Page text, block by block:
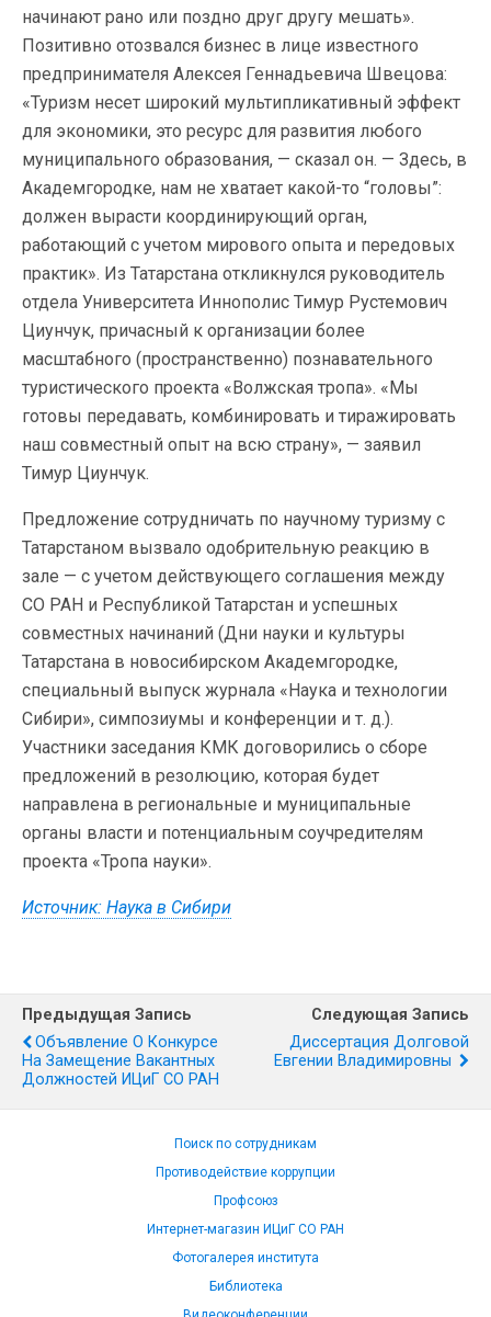
начинают рано или поздно друг другу мешать».
Позитивно отозвался бизнес в лице известного
предпринимателя Алексея Геннадьевича Швецова:
«Туризм несет широкий мультипликативный эффект
для экономики, это ресурс для развития любого
муниципального образования, — сказал он. — Здесь, в
Академгородке, нам не хватает какой-то “головы”:
должен вырасти координирующий орган,
работающий с учетом мирового опыта и передовых
практик». Из Татарстана откликнулся руководитель
отдела Университета Иннополис Тимур Рустемович
Циунчук, причасный к организации более
масштабного (пространственно) познавательного
туристического проекта «Волжская тропа». «Мы
готовы передавать, комбинировать и тиражировать
наш совместный опыт на всю страну», — заявил
Тимур Циунчук.
Предложение сотрудничать по научному туризму с
Татарстаном вызвало одобрительную реакцию в
зале — с учетом действующего соглашения между
СО РАН и Республикой Татарстан и успешных
совместных начинаний (Дни науки и культуры
Татарстана в новосибирском Академгородке,
специальный выпуск журнала «Наука и технологии
Сибири», симпозиумы и конференции и т. д.).
Участники заседания КМК договорились о сборе
предложений в резолюцию, которая будет
направлена в региональные и муниципальные
органы власти и потенциальным соучредителям
проекта «Тропа науки».
Источник: Наука в Сибири
Предыдущая Запись
Объявление О Конкурсе
На Замещение Вакантных
Должностей ИЦиГ СО РАН
Следующая Запись
Диссертация Долговой
Евгении Владимировны
Поиск по сотрудникам
Противодействие коррупции
Профсоюз
Интернет-магазин ИЦиГ СО РАН
Фотогалерея института
Библиотека